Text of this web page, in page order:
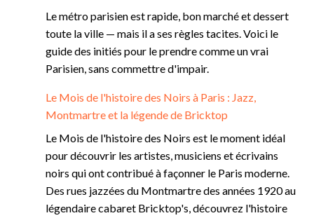
Le métro parisien est rapide, bon marché et dessert
toute la ville — mais il a ses règles tacites. Voici le
guide des initiés pour le prendre comme un vrai
Parisien, sans commettre d'impair.
Le Mois de l'histoire des Noirs à Paris : Jazz,
Montmartre et la légende de Bricktop
Le Mois de l'histoire des Noirs est le moment idéal
pour découvrir les artistes, musiciens et écrivains
noirs qui ont contribué à façonner le Paris moderne.
Des rues jazzées du Montmartre des années 1920 au
légendaire cabaret Bricktop's, découvrez l'histoire